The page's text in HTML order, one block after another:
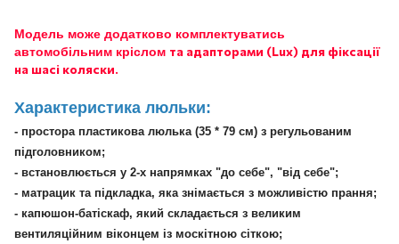
Модель може додатково комплектуватись
автомобільним кріслом та адапторами (Lux) для фіксації
на шасі коляски.
Характеристика люльки:
- простора пластикова люлька (35 * 79 см) з регульованим
підголовником;
- встановлюється у 2-х напрямках "до себе", "від себе";
- матрацик та підкладка, яка знімається з можливістю прання;
- капюшон-батіскаф, який складається з великим
вентиляційним віконцем із москітною сіткою;